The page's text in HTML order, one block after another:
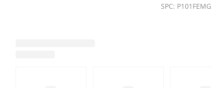
SPC: P101FEMG